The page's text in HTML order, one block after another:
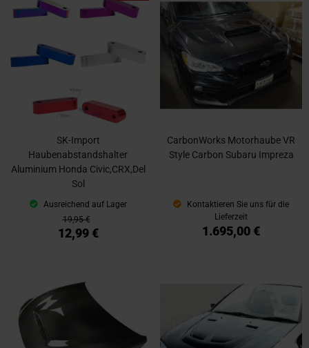
SK-Import
Haubenabstandshalter
Aluminium Honda Civic,CRX,Del
Sol
Ausreichend auf Lager
19,95 €
12,99 €
CarbonWorks Motorhaube VR
Style Carbon Subaru Impreza
Kontaktieren Sie uns für die
Lieferzeit
1.695,00 €